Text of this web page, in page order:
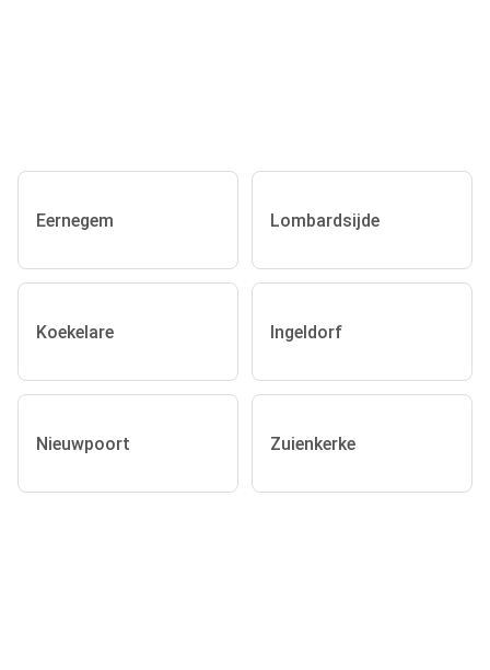
Eernegem Lombardsijde
Koekelare Ingeldorf
Nieuwpoort Zuienkerke